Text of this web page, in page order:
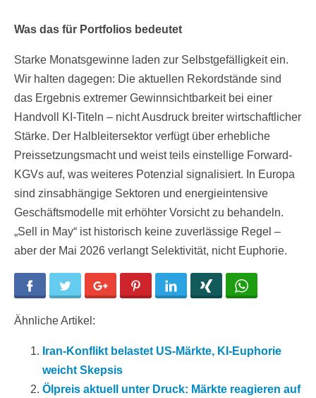
Was das für Portfolios bedeutet
Starke Monatsgewinne laden zur Selbstgefälligkeit ein.
Wir halten dagegen: Die aktuellen Rekordstände sind
das Ergebnis extremer Gewinnsichtbarkeit bei einer
Handvoll KI-Titeln – nicht Ausdruck breiter wirtschaftlicher
Stärke. Der Halbleitersektor verfügt über erhebliche
Preissetzungsmacht und weist teils einstellige Forward-
KGVs auf, was weiteres Potenzial signalisiert. In Europa
sind zinsabhängige Sektoren und energieintensive
Geschäftsmodelle mit erhöhter Vorsicht zu behandeln.
„Sell in May“ ist historisch keine zuverlässige Regel –
aber der Mai 2026 verlangt Selektivität, nicht Euphorie.
Facebook Twitter Google+ Pinterest LinkedIn
Ähnliche Artikel:
Iran-Konflikt belastet US-Märkte, KI-Euphorie
weicht Skepsis
Ölpreis aktuell unter Druck: Märkte reagieren auf